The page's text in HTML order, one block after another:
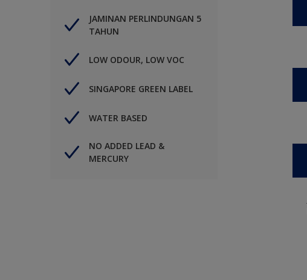
JAMINAN PERLINDUNGAN 5
TAHUN
LOW ODOUR, LOW VOC
SINGAPORE GREEN LABEL
WATER BASED
NO ADDED LEAD &
MERCURY